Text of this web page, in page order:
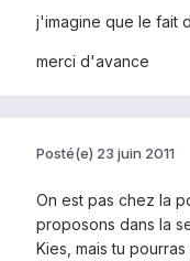
j'imagine que le fait
merci d'avance
Posté(e) 23 juin 2011
On est pas chez la
proposons dans la
Kies, mais tu